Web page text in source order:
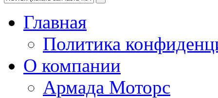
Главная
Политика
О компании
Армада Моторс